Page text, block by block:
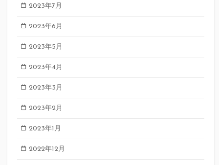
2023年7月
2023年6月
2023年5月
2023年4月
2023年3月
2023年2月
2023年1月
2022年12月